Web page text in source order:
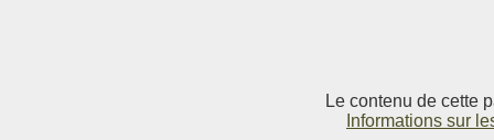
Le contenu de cette
Informations sur